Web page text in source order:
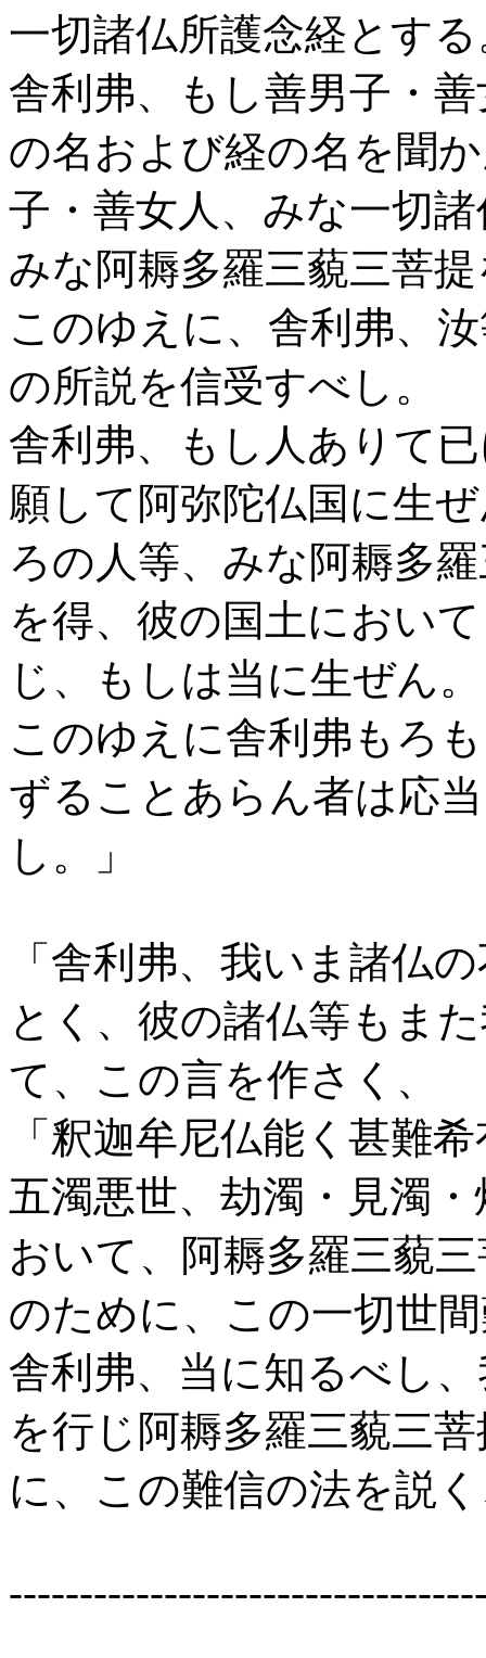
一切諸仏所護念経とす
舎利弗、もし善男子・
の名および経の名を聞
子・善女人、みな一切
みな阿耨多羅三藐三菩
このゆえに、舎利弗、
の所説を信受すべし。
舎利弗、もし人ありて
願して阿弥陀仏国に生
ろの人等、みな阿耨多
を得、彼の国土におい
じ、もしは当に生ぜん。
このゆえに舎利弗もろ
ずることあらん者は応
し。」
「舎利弗、我いま諸仏
とく、彼の諸仏等もま
て、この言を作さく、
「釈迦牟尼仏能く甚難
五濁悪世、劫濁・見濁
おいて、阿耨多羅三藐
のために、この一切世
舎利弗、当に知るべし
を行じ阿耨多羅三藐三
に、この難信の法を説